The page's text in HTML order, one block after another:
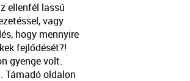
ellenfél lassú
vagy
hogy mennyire
fejlődését?!
gyenge volt.
Támadó oldalon